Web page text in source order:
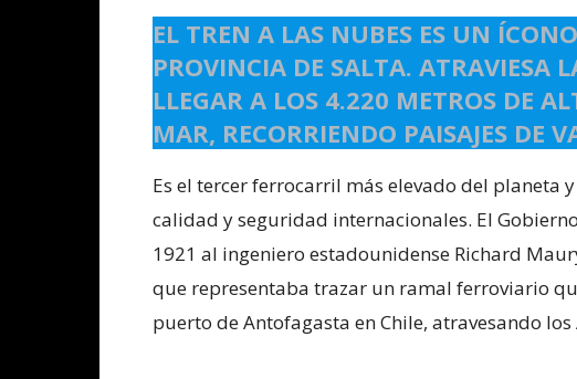
EL TREN A LAS NUBES ES UN
PROVINCIA DE SALTA. ATRAVIESA
LLEGAR A LOS 4.220 METROS DE
MAR, RECORRIENDO PAISAJES DE
Es el tercer ferrocarril más elevado del planeta
calidad y seguridad internacionales. El
1921 al ingeniero estadounidense Richard
que representaba trazar un ramal ferroviario
puerto de Antofagasta en Chile, atravesando los